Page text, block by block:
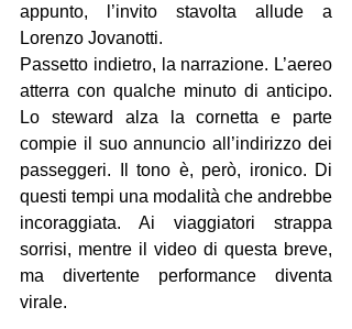
appunto, l’invito stavolta allude a
Lorenzo Jovanotti.
Passetto indietro, la narrazione. L’aereo
atterra con qualche minuto di anticipo.
Lo steward alza la cornetta e parte
compie il suo annuncio all’indirizzo dei
passeggeri. Il tono è, però, ironico. Di
questi tempi una modalità che andrebbe
incoraggiata. Ai viaggiatori strappa
sorrisi, mentre il video di questa breve,
ma divertente performance diventa
virale.